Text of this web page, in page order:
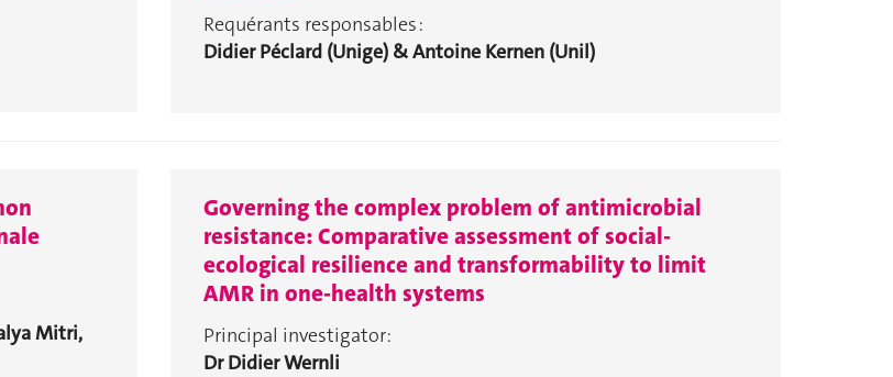
Requérants responsables :
Didier Péclard (Unige) & Antoine Kernen (Unil)
Mitri,
Governing the complex problem of antimicrobial
resistance: Comparative assessment of social-
ecological resilience and transformability to limit
AMR in one-health systems
Principal investigator:
Dr Didier Wernli